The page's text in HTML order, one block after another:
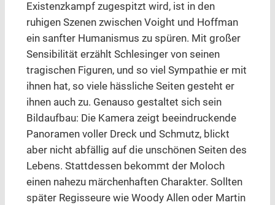
Existenzkampf zugespitzt wird, ist in den
ruhigen Szenen zwischen Voight und Hoffman
ein sanfter Humanismus zu spüren. Mit großer
Sensibilität erzählt Schlesinger von seinen
tragischen Figuren, und so viel Sympathie er mit
ihnen hat, so viele hässliche Seiten gesteht er
ihnen auch zu. Genauso gestaltet sich sein
Bildaufbau: Die Kamera zeigt beeindruckende
Panoramen voller Dreck und Schmutz, blickt
aber nicht abfällig auf die unschönen Seiten des
Lebens. Stattdessen bekommt der Moloch
einen nahezu märchenhaften Charakter. Sollten
später Regisseure wie Woody Allen oder Martin